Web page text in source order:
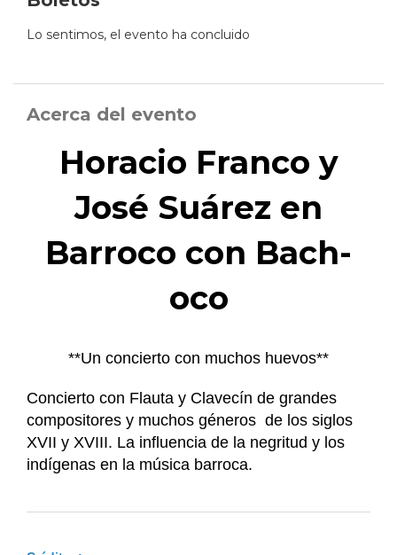
Lo sentimos, el evento ha concluido
Acerca del evento
Horacio Franco y
José Suárez en
Barroco con Bach-
oco
**Un concierto con muchos huevos**
Concierto con Flauta y Clavecín de grandes
compositores y muchos géneros de los siglos
XVII y XVIII. La influencia de la negritud y los
indígenas en la música barroca.